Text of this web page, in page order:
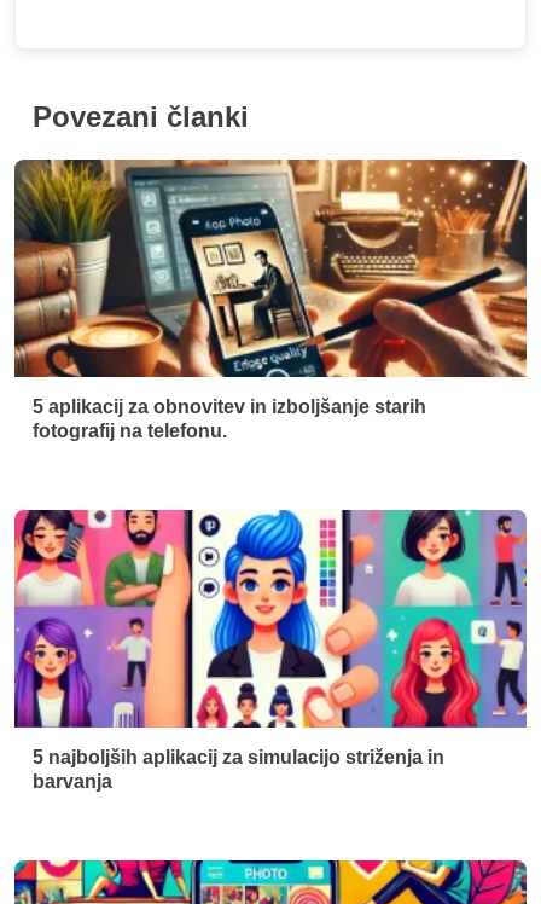
Povezani članki
5 aplikacij za obnovitev in izboljšanje starih
fotografij na telefonu.
5 najboljših aplikacij za simulacijo striženja in
barvanja